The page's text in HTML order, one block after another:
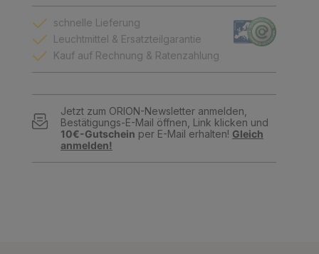
schnelle Lieferung
Leuchtmittel & Ersatzteilgarantie
Kauf auf Rechnung & Ratenzahlung
Jetzt zum ORION-Newsletter anmelden,
Bestätigungs-E-Mail öffnen, Link klicken und
10€-Gutschein per E-Mail erhalten! Gleich
anmelden!